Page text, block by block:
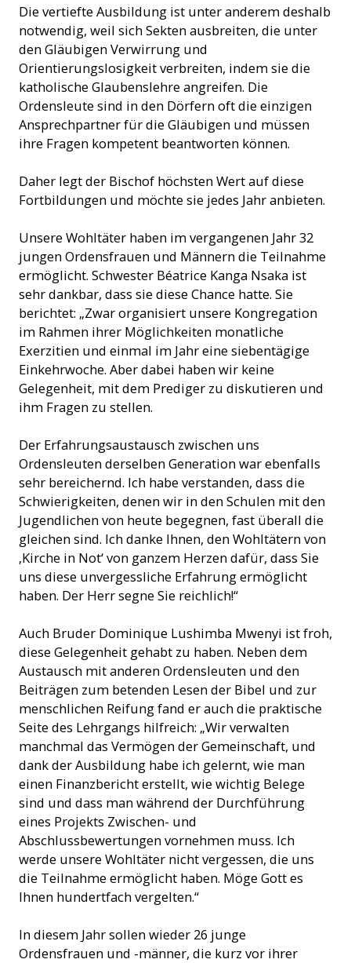
Die vertiefte Ausbildung ist unter anderem deshalb
notwendig, weil sich Sekten ausbreiten, die unter
den Gläubigen Verwirrung und
Orientierungslosigkeit verbreiten, indem sie die
katholische Glaubenslehre angreifen. Die
Ordensleute sind in den Dörfern oft die einzigen
Ansprechpartner für die Gläubigen und müssen
ihre Fragen kompetent beantworten können.
Daher legt der Bischof höchsten Wert auf diese
Fortbildungen und möchte sie jedes Jahr anbieten.
Unsere Wohltäter haben im vergangenen Jahr 32
jungen Ordensfrauen und Männern die Teilnahme
ermöglicht. Schwester Béatrice Kanga Nsaka ist
sehr dankbar, dass sie diese Chance hatte. Sie
berichtet: „Zwar organisiert unsere Kongregation
im Rahmen ihrer Möglichkeiten monatliche
Exerzitien und einmal im Jahr eine siebentägige
Einkehrwoche. Aber dabei haben wir keine
Gelegenheit, mit dem Prediger zu diskutieren und
ihm Fragen zu stellen.
Der Erfahrungsaustausch zwischen uns
Ordensleuten derselben Generation war ebenfalls
sehr bereichernd. Ich habe verstanden, dass die
Schwierigkeiten, denen wir in den Schulen mit den
Jugendlichen von heute begegnen, fast überall die
gleichen sind. Ich danke Ihnen, den Wohltätern von
‚Kirche in Not‘ von ganzem Herzen dafür, dass Sie
uns diese unvergessliche Erfahrung ermöglicht
haben. Der Herr segne Sie reichlich!“
Auch Bruder Dominique Lushimba Mwenyi ist froh,
diese Gelegenheit gehabt zu haben. Neben dem
Austausch mit anderen Ordensleuten und den
Beiträgen zum betenden Lesen der Bibel und zur
menschlichen Reifung fand er auch die praktische
Seite des Lehrgangs hilfreich: „Wir verwalten
manchmal das Vermögen der Gemeinschaft, und
dank der Ausbildung habe ich gelernt, wie man
einen Finanzbericht erstellt, wie wichtig Belege
sind und dass man während der Durchführung
eines Projekts Zwischen- und
Abschlussbewertungen vornehmen muss. Ich
werde unsere Wohltäter nicht vergessen, die uns
die Teilnahme ermöglicht haben. Möge Gott es
Ihnen hundertfach vergelten.“
In diesem Jahr sollen wieder 26 junge
Ordensfrauen und -männer, die kurz vor ihrer